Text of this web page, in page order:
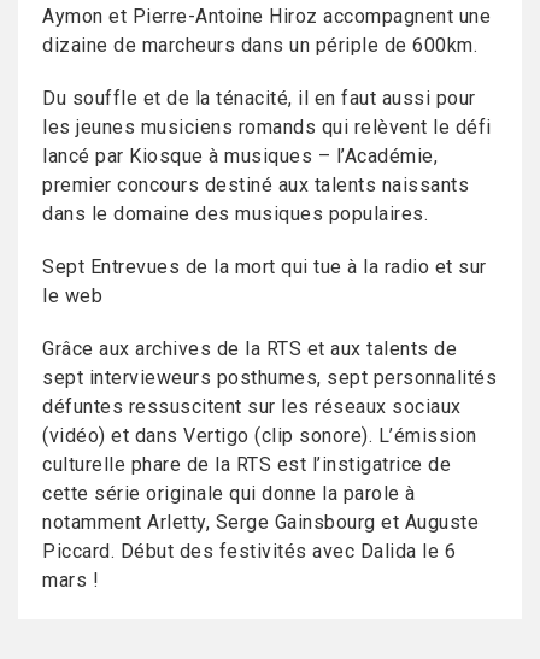
Aymon et Pierre-Antoine Hiroz accompagnent une
dizaine de marcheurs dans un périple de 600km.
Du souffle et de la ténacité, il en faut aussi pour
les jeunes musiciens romands qui relèvent le défi
lancé par Kiosque à musiques – l’Académie,
premier concours destiné aux talents naissants
dans le domaine des musiques populaires.
Sept Entrevues de la mort qui tue à la radio et sur
le web
Grâce aux archives de la RTS et aux talents de
sept intervieweurs posthumes, sept personnalités
défuntes ressuscitent sur les réseaux sociaux
(vidéo) et dans Vertigo (clip sonore). L’émission
culturelle phare de la RTS est l’instigatrice de
cette série originale qui donne la parole à
notamment Arletty, Serge Gainsbourg et Auguste
Piccard. Début des festivités avec Dalida le 6
mars !